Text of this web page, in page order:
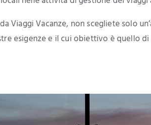
Viaggi Vacanze, non scegliete solo
esigenze e il cui obiettivo è quello